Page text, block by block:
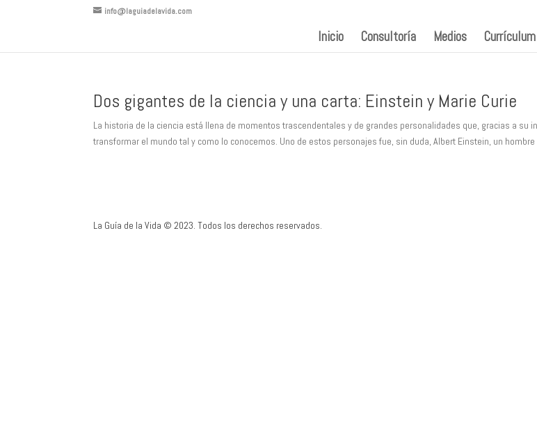
info@laguiadelavida.com
Inicio Consultoría Medios Currículum
Dos gigantes de la ciencia y una carta: Einstein y Marie Curie
La historia de la ciencia está llena de momentos trascendentales y de grandes personalidades que, gracias a su
transformar el mundo tal y como lo conocemos. Uno de estos personajes fue, sin duda, Albert Einstein, un hombre
La Guía de la Vida © 2023. Todos los derechos reservados.